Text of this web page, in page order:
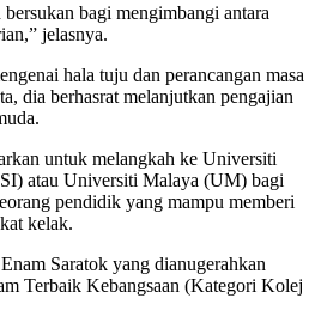
bagi mengimbangi antara
jelasnya.
hala tuju dan perancangan masa
dia berhasrat melanjutkan pengajian
untuk melangkah ke Universiti
atau Universiti Malaya (UM) bagi
pendidik yang mampu memberi
kelak.
Saratok yang dianugerahkan
Terbaik Kebangsaan (Kategori Kolej